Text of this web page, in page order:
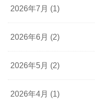
2026年7月 (1)
2026年6月 (2)
2026年5月 (2)
2026年4月 (1)